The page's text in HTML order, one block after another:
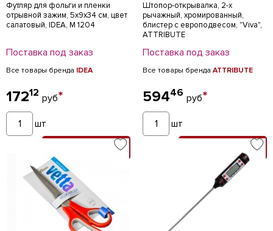
Футляр для фольги и пленки
отрывной зажим, 5х9х34 см, цвет
салатовый, IDEA, М 1204
Поставка под заказ
Все товары бренда IDEA
17212 руб*
шт
Штопор-открывалка, 2-х
рычажный, хромированный,
блистер с европодвесом, "Viva",
ATTRIBUTE
Поставка под заказ
Все товары бренда ATTRIBUTE
59446 руб*
шт